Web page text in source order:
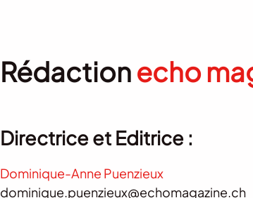
Rédactionecho
Directrice et Editrice :
Dominique-Anne Puenzieux
dominique.puenzieux@echomagazine.ch